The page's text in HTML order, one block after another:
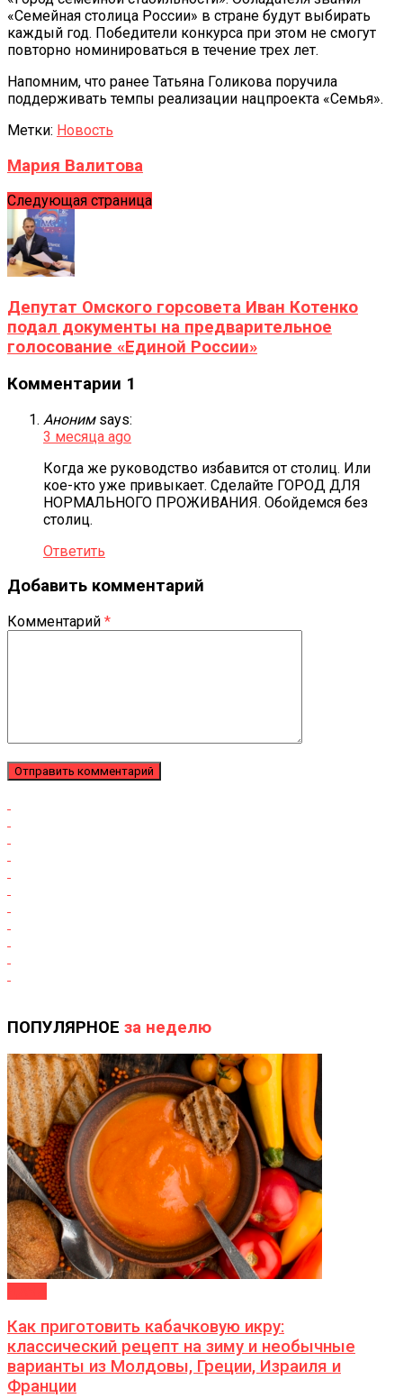
«Семейная столица России» в стране будут выбирать
каждый год. Победители конкурса при этом не смогут
повторно номинироваться в течение трех лет.
Напомним, что ранее Татьяна Голикова поручила
поддерживать темпы реализации нацпроекта «Семья».
Метки: Новость
Мария Валитова
Следующая страница
Депутат Омского горсовета Иван Котенко
подал документы на предварительное
голосование «Единой России»
Комментарии 1
Аноним says:
3 месяца ago
Когда же руководство избавится от столиц. Или
кое-кто уже привыкает. Сделайте ГОРОД ДЛЯ
НОРМАЛЬНОГО ПРОЖИВАНИЯ. Обойдемся без
столиц.
Ответить
Добавить комментарий
Комментарий *
ПОПУЛЯРНОЕ за неделю
Как приготовить кабачковую икру:
классический рецепт на зиму и необычные
варианты из Молдовы, Греции, Израиля и
Франции